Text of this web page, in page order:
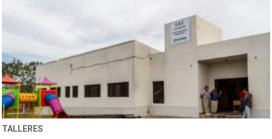
TALLERES